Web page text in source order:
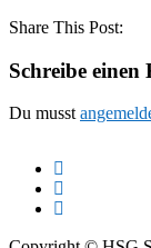
Share This Post:
Schreibe
Du musst